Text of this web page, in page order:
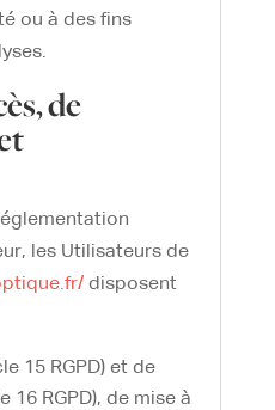
ou à des fins
de
les Utilisateurs de
disposent
15 RGPD) et de
RGPD), de mise à